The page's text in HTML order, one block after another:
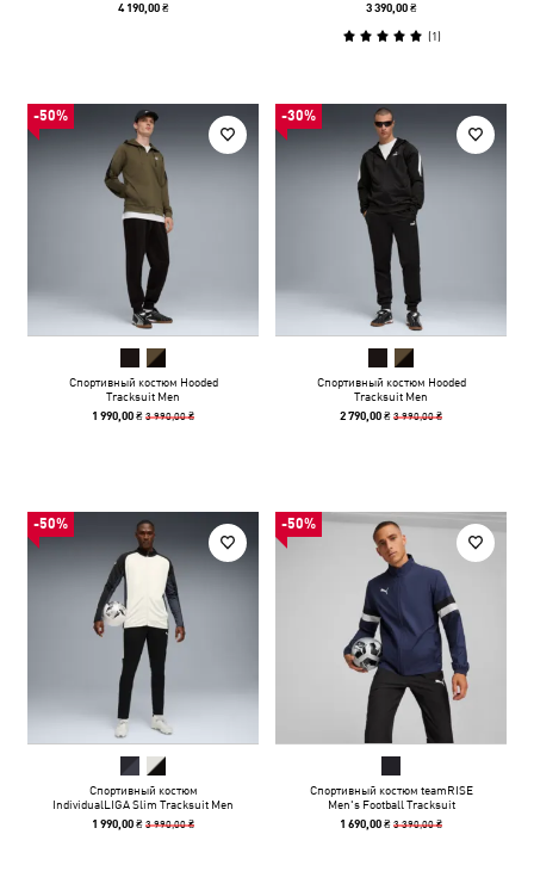
4 190,00 ₴ 3 390,00 ₴
(1)
-50%
Спортивный костюм Hooded
Tracksuit Men
1 990,00 ₴3 990,00 ₴
-30%
Спортивный костюм Hooded
Tracksuit Men
2 790,00 ₴3 990,00 ₴
-50%
Спортивный костюм
IndividualLIGA Slim Tracksuit Men
1 990,00 ₴3 990,00 ₴
-50%
Спортивный костюм teamRISE
Men's Football Tracksuit
1 690,00 ₴3 390,00 ₴